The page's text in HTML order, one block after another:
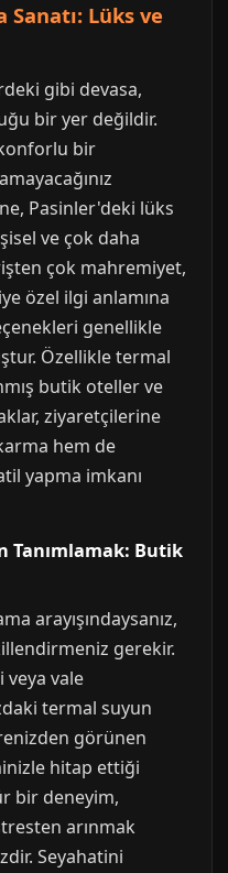
Lüks ve
gibi devasa,
bir yer değildir.
bir
Pasinler'deki lüks
ve çok daha
çok mahremiyet,
özel ilgi anlamına
genellikle
Özellikle termal
butik oteller ve
ziyaretçilerine
hem de
yapma imkanı
Tanımlamak: Butik
arayışındaysanız,
gerekir.
veya vale
termal suyun
görünen
hitap ettiği
bir deneyim,
arınmak
Seyahatini